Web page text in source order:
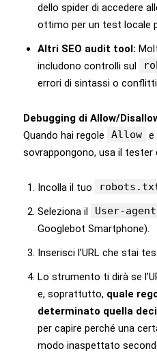
dello spider di accedere
ottimo per un test locale
Altri SEO audit tool:
includono controlli sul
errori di sintassi o conflitti.
Debugging di Allow/
Quando hai regole
Allow e
sovrappongono, usa il tester
Incolla il tuo
Seleziona il
User-agent
Googlebot Smartphone).
Inserisci l’URL che stai
Lo strumento ti dirà se
e, soprattutto, quale
determinato quella
per capire perché una
modo inaspettato